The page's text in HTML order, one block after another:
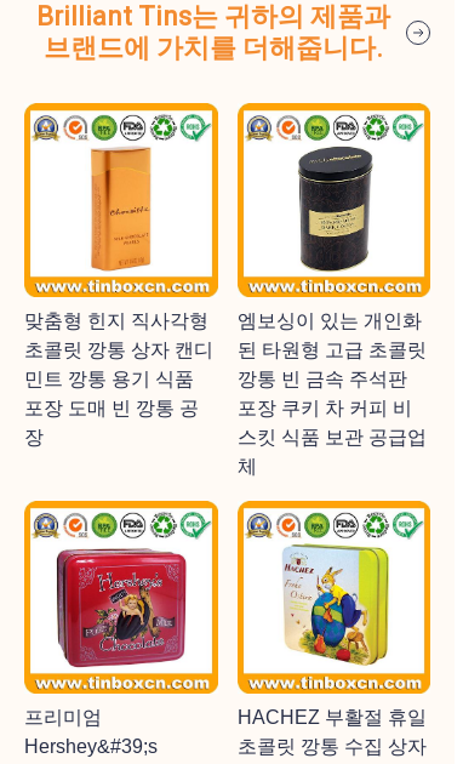
Brilliant Tins는 귀하의 제품과
브랜드에 가치를 더해줍니다.
맞춤형 힌지 직사각형
초콜릿 깡통 상자 캔디
민트 깡통 용기 식품
포장 도매 빈 깡통 공
장
엠보싱이 있는 개인화
된 타원형 고급 초콜릿
깡통 빈 금속 주석판
포장 쿠키 차 커피 비
스킷 식품 보관 공급업
체
프리미엄
Hershey&#39;s
HACHEZ 부활절 휴일
초콜릿 깡통 수집 상자